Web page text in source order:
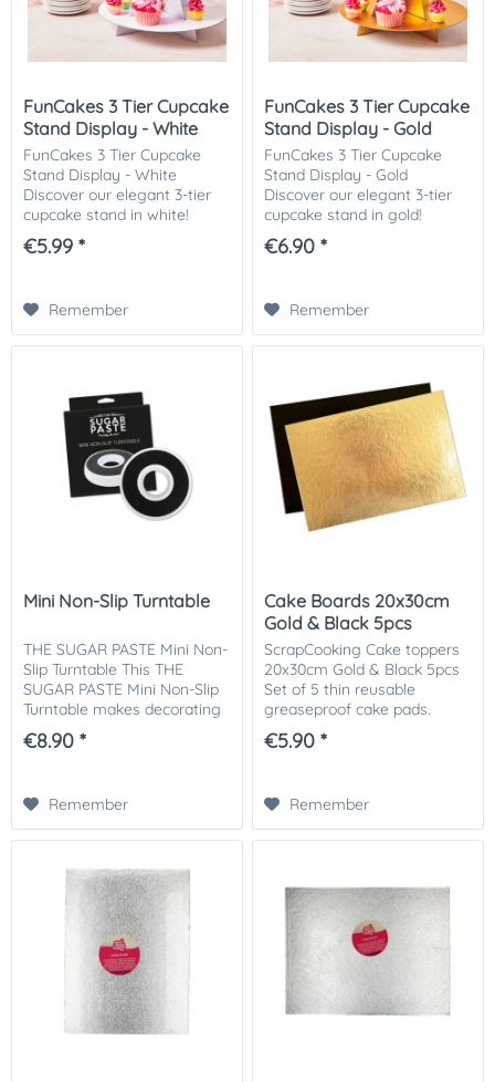
FunCakes 3 Tier Cupcake
Stand Display - White
FunCakes 3 Tier Cupcake
Stand Display - White
Discover our elegant 3-tier
cupcake stand in white!
Perfect for weddings,
birthdays and special
€5.99 *
Remember
FunCakes 3 Tier Cupcake
Stand Display - Gold
FunCakes 3 Tier Cupcake
Stand Display - Gold
Discover our elegant 3-tier
cupcake stand in gold!
Perfect for weddings,
birthdays and special
€6.90 *
Remember
Mini Non-Slip Turntable
THE SUGAR PASTE Mini Non-
Slip Turntable This THE
SUGAR PASTE Mini Non-Slip
Turntable makes decorating
cakes very easy. The cake
can be placed on any cake
€8.90 *
Remember
Cake Boards 20x30cm
Gold & Black 5pcs
ScrapCooking Cake toppers
20x30cm Gold & Black 5pcs
Set of 5 thin reusable
greaseproof cake pads.
Material: food grade
cardboard + PET film.
€5.90 *
Remember